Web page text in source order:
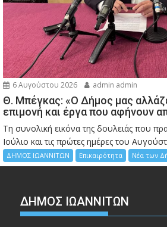
6 Αυγούστου 2026 admin admin
Θ. Μπέγκας: «Ο Δήμος μας
επιμονή και έργα που αφήνουν
Τη συνολική εικόνα της δουλειάς που
Ιούλιο και τις πρώτες ημέρες του
ΔΗΜΟΣ ΙΩΑΝΝΙΤΩΝ Επικαιρότητα Νέα των
ΔΗΜΟΣ ΙΩΑΝΝΙΤΩΝ